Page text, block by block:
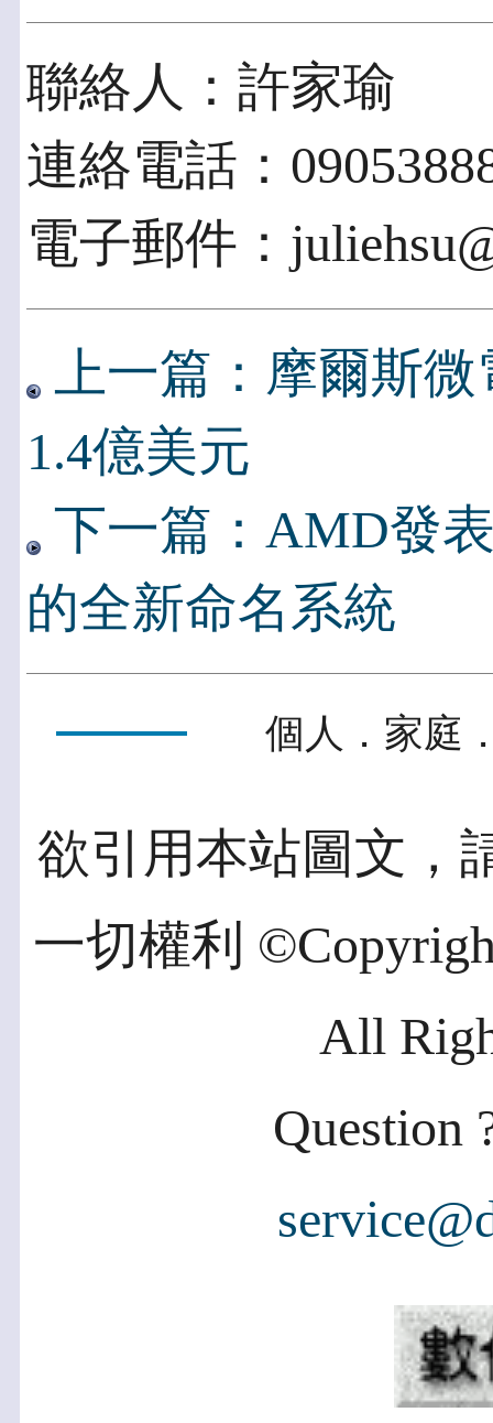
聯絡人：許家瑜
連絡電話：
電子郵件：
上一篇：摩爾斯
1.4億美元
下一篇：AMD發
的全新命名系統
個人．家庭
欲引用本站圖文，
一切權利
All
Question